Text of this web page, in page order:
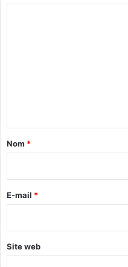
a
e
Nom *
E-mail *
Site web